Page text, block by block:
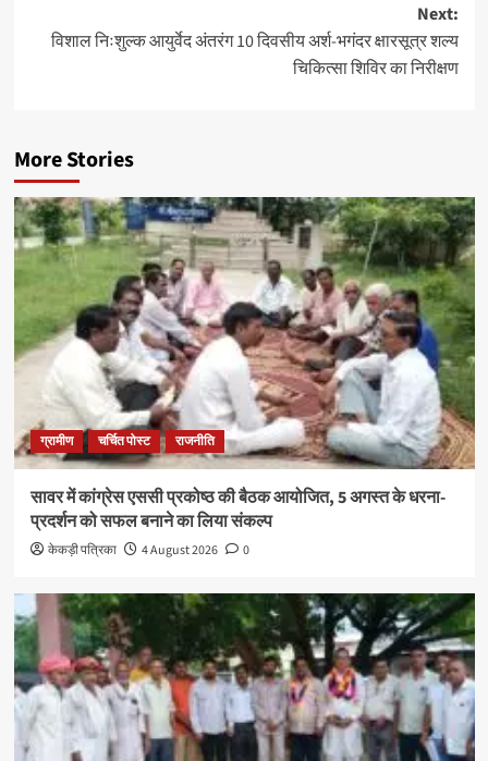
Next:
विशाल निःशुल्क आयुर्वेद अंतरंग 10 दिवसीय अर्श-भगंदर क्षारसूत्र शल्य
चिकित्सा शिविर का निरीक्षण
More Stories
ग्रामीण चर्चित पोस्ट राजनीति
सावर में कांग्रेस एससी प्रकोष्ठ की बैठक आयोजित, 5 अगस्त के धरना-
प्रदर्शन को सफल बनाने का लिया संकल्प
केकड़ी पत्रिका 4 August 2026 0